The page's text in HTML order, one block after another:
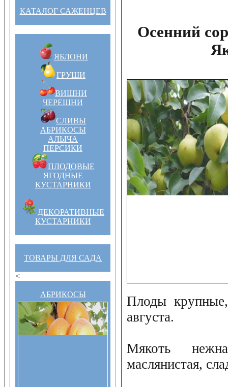
КАТАЛОГ САЖЕНЦЕВ
ЯБЛОНИ
ГРУШИ
ВИШНИ
ЧЕРЕШНИ
СЛИВЫ
АБРИКОСЫ
АЛЫЧА
ПЕРСИКИ
ПЛОДОВЫЕ
ЯГОДНЫЕ
КУСТАРНИКИ
ДЕКОРАТИВНЫЕ
КУСТАРНИКИ
ТОВАРЫ ДЛЯ САДА
<
АБРИКОСЫ
Осенний
Плоды
августа.
Мякоть
маслянистая,